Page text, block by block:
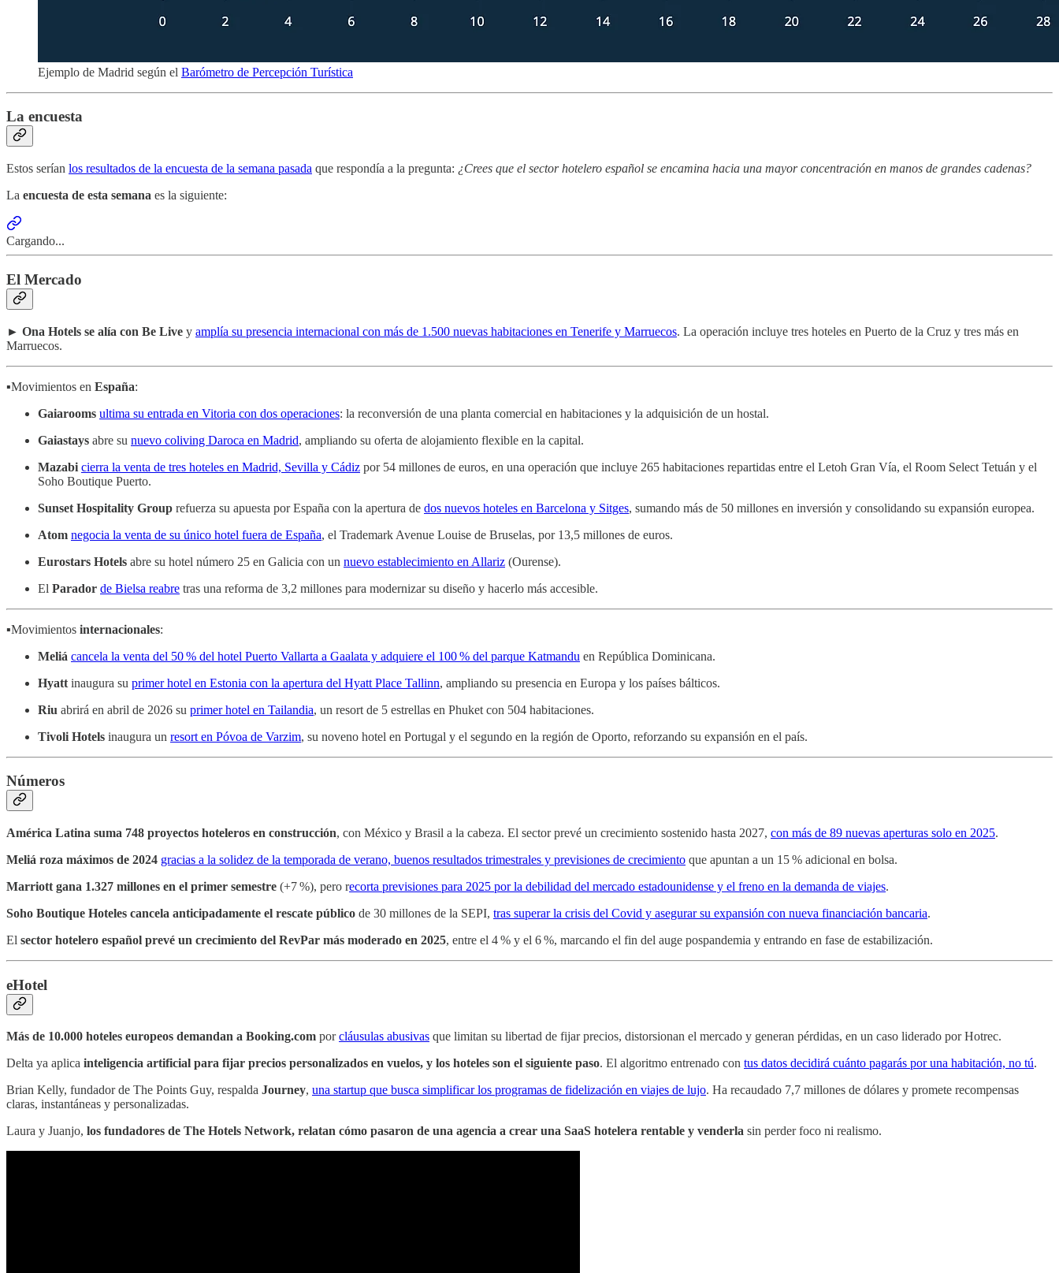
Ejemplo de Madrid según el Barómetro de Percepción Turística
La encuesta
Estos serían los resultados de la encuesta de la semana pasada que respondía a la pregunta: ¿Crees que el sector hotelero español se encamina hacia una mayor concentración en manos de grandes cadenas?
La encuesta de esta semana es la siguiente:
Cargando...
El Mercado
► Ona Hotels se alía con Be Live y amplía su presencia internacional con más de 1.500 nuevas habitaciones en Tenerife y Marruecos. La operación incluye tres hoteles en Puerto de la Cruz y tres más en
Marruecos.
▪️Movimientos en España:
Gaiarooms ultima su entrada en Vitoria con dos operaciones: la reconversión de una planta comercial en habitaciones y la adquisición de un hostal.
Gaiastays abre su nuevo coliving Daroca en Madrid, ampliando su oferta de alojamiento flexible en la capital.
Mazabi cierra la venta de tres hoteles en Madrid, Sevilla y Cádiz por 54 millones de euros, en una operación que incluye 265 habitaciones repartidas entre el Letoh Gran Vía, el Room Select Tetuán y el
Soho Boutique Puerto.
Sunset Hospitality Group refuerza su apuesta por España con la apertura de dos nuevos hoteles en Barcelona y Sitges, sumando más de 50 millones en inversión y consolidando su expansión europea.
Atom negocia la venta de su único hotel fuera de España, el Trademark Avenue Louise de Bruselas, por 13,5 millones de euros.
Eurostars Hotels abre su hotel número 25 en Galicia con un nuevo establecimiento en Allariz (Ourense).
El Parador de Bielsa reabre tras una reforma de 3,2 millones para modernizar su diseño y hacerlo más accesible.
▪️Movimientos internacionales:
Meliá cancela la venta del 50 % del hotel Puerto Vallarta a Gaalata y adquiere el 100 % del parque Katmandu en República Dominicana.
Hyatt inaugura su primer hotel en Estonia con la apertura del Hyatt Place Tallinn, ampliando su presencia en Europa y los países bálticos.
Riu abrirá en abril de 2026 su primer hotel en Tailandia, un resort de 5 estrellas en Phuket con 504 habitaciones.
Tivoli Hotels inaugura un resort en Póvoa de Varzim, su noveno hotel en Portugal y el segundo en la región de Oporto, reforzando su expansión en el país.
Números
América Latina suma 748 proyectos hoteleros en construcción, con México y Brasil a la cabeza. El sector prevé un crecimiento sostenido hasta 2027, con más de 89 nuevas aperturas solo en 2025.
Meliá roza máximos de 2024 gracias a la solidez de la temporada de verano, buenos resultados trimestrales y previsiones de crecimiento que apuntan a un 15 % adicional en bolsa.
Marriott gana 1.327 millones en el primer semestre (+7 %), pero recorta previsiones para 2025 por la debilidad del mercado estadounidense y el freno en la demanda de viajes.
Soho Boutique Hoteles cancela anticipadamente el rescate público de 30 millones de la SEPI, tras superar la crisis del Covid y asegurar su expansión con nueva financiación bancaria.
El sector hotelero español prevé un crecimiento del RevPar más moderado en 2025, entre el 4 % y el 6 %, marcando el fin del auge pospandemia y entrando en fase de estabilización.
eHotel
Más de 10.000 hoteles europeos demandan a Booking.com porcláusulas abusivas que limitan su libertad de fijar precios, distorsionan el mercado y generan pérdidas, en un caso liderado por Hotrec.
Delta ya aplica inteligencia artificial para fijar precios personalizados en vuelos, y los hoteles son el siguiente paso. El algoritmo entrenado con tus datos decidirá cuánto pagarás por una habitación, no tú.
Brian Kelly, fundador de The Points Guy, respalda Journey, una startup que busca simplificar los programas de fidelización en viajes de lujo. Ha recaudado 7,7 millones de dólares y promete recompensas
claras, instantáneas y personalizadas.
Laura y Juanjo, los fundadores de The Hotels Network, relatan cómo pasaron de una agencia a crear una SaaS hotelera rentable y venderla sin perder foco ni realismo.